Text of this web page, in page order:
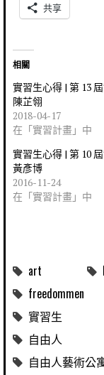
共享
相關
實習生心得 | 第 13
陳芷翎
2018-04-17
在「實習計畫」中
實習生心得 | 第 10
黃彥博
2016-11-24
在「實習計畫」中
art
freedommen
實習生
自由人
自由人藝術公